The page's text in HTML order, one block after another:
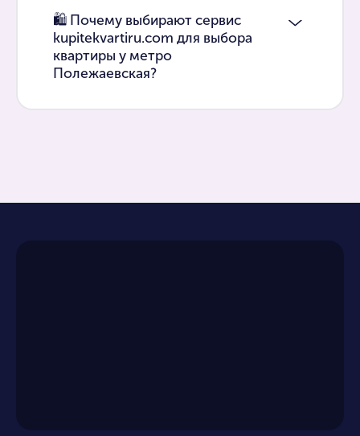
🛍 Почему выбирают сервис
kupitekvartiru.com для выбора
квартиры у метро
Полежаевская?